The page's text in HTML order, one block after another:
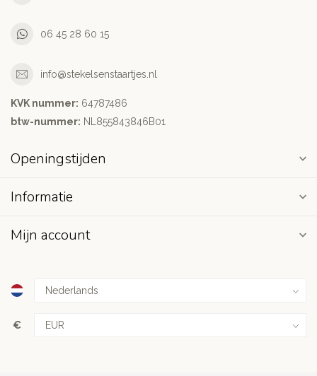
06 45 28 60 15
info@stekelsenstaartjes.nl
KVK nummer: 64787486
btw-nummer: NL855843846B01
Openingstijden
Informatie
Mijn account
€